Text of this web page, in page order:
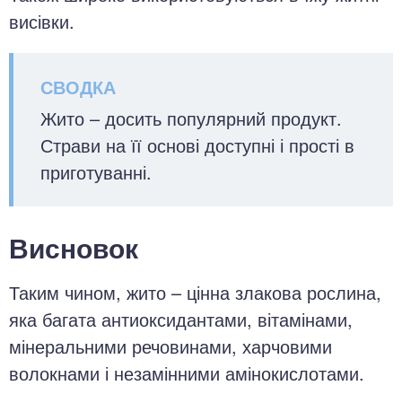
висівки.
Жито – досить популярний продукт.
Страви на її основі доступні і прості в
приготуванні.
Висновок
Таким чином, жито – цінна злакова рослина,
яка багата антиоксидантами, вітамінами,
мінеральними речовинами, харчовими
волокнами і незамінними амінокислотами.